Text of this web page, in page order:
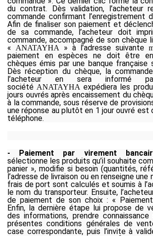
du contrat. Dès validation, l’acheteur
commande confirmant l’enregistrement
Afin de finaliser son paiement et
de sa commande, l’acheteur doit
commande, accompagné de son chèque
«
ANATAYHA » à l’adresse suivante
paiement en espèces ne doit être
chèques émis par une banque française
Dès réception du chèque, la
l’acheteur en sera informé
sociétéANATAYHA expédiera les
jours ouvrés après encaissement du
à la commande, sous réserve de
une réponse au plutôt en 1 jour ouvré est
téléphone.
- Paiement par virement
sélectionne les produits qu’il souhaite
panier », modifie si besoin (quantités,
l’adresse de livraison ou en renseigne une
frais de port sont calculés et soumis à
le nom du transporteur. Ensuite,
de paiement de son choix : «
Enfin, la dernière étape lui propose de
des informations, prendre
présentes conditions générales de
case correspondante, puis l’invite à